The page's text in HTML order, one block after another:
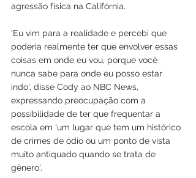
agressão física na Califórnia.
'Eu vim para a realidade e percebi que
poderia realmente ter que envolver essas
coisas em onde eu vou, porque você
nunca sabe para onde eu posso estar
indo', disse Cody ao NBC News,
expressando preocupação com a
possibilidade de ter que frequentar a
escola em 'um lugar que tem um histórico
de crimes de ódio ou um ponto de vista
muito antiquado quando se trata de
gênero'.